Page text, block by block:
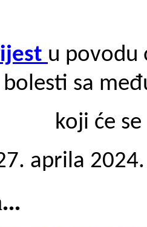
u povodu
bolesti sa
koji će
aprila